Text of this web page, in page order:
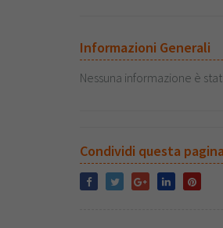
Informazioni Generali
Nessuna informazione è
Condividi questa